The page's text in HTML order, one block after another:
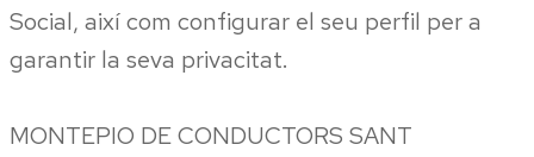
Social, així com configurar el seu perfil per a
garantir la seva privacitat.
MONTEPIO DE CONDUCTORS SANT